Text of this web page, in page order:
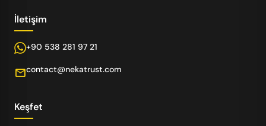
İletişim
+90 538 281 97 21
mailcontact@nekatrust.com
Keşfet